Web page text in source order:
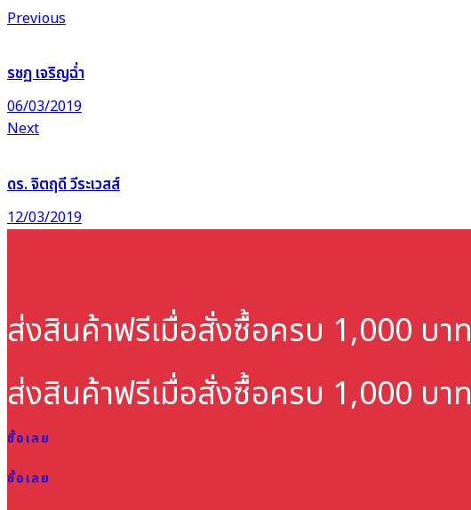
Previous
รชฏ เจริญฉ่ำ
06/03/2019
Next
ดร. จิตฤดี วีระเวสส์
12/03/2019
ส่งสินค้าฟรีเมื่อสั่งซื้อครบ 1,000 บาท
ส่งสินค้าฟรีเมื่อสั่งซื้อครบ 1,000 บาท
ซื้อเลย
ซื้อเลย